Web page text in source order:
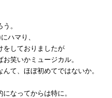
。
ハマり、
をしておりましたが
笑いかミュージカル。
て、ほぼ初めてではないか。
なってからは特に。